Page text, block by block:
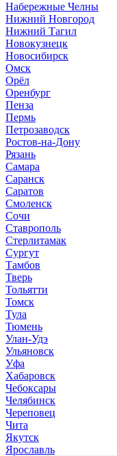
Набережные Челны
Нижний Новгород
Нижний Тагил
Новокузнецк
Новосибирск
Омск
Орёл
Оренбург
Пенза
Пермь
Петрозаводск
Ростов-на-Дону
Рязань
Самара
Саранск
Саратов
Смоленск
Сочи
Ставрополь
Стерлитамак
Сургут
Тамбов
Тверь
Тольятти
Томск
Тула
Тюмень
Улан-Удэ
Ульяновск
Уфа
Хабаровск
Чебоксары
Челябинск
Череповец
Чита
Якутск
Ярославль